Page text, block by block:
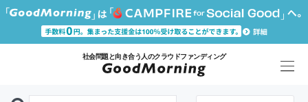
社会問題と向き合う人のクラウドファンディング